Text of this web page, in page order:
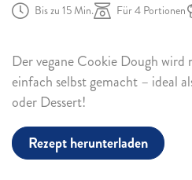
Bis zu 15 Min. Für 4 Portionen
Der vegane Cookie Dough wird
einfach selbst gemacht – ideal
oder Dessert!
Rezept herunterladen